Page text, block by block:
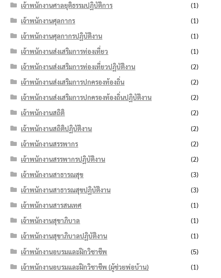
เจ้าพนักงานศาลยุติธรรมปฏิบัติการ
(1)
เจ้าพนักงานศุลกากร
(1)
เจ้าพนักงานศุลกากรปฏิบัติงาน
(1)
เจ้าพนักงานส่งเสริมการท่องเที่ยว
(1)
เจ้าพนักงานส่งเสริมการท่องเที่ยวปฏิบัติงาน
(2)
เจ้าพนักงานส่งเสริมการปกครองท้องถิ่น
(2)
เจ้าพนักงานส่งเสริมการปกครองท้องถิ่นปฏิบัติงาน
(2)
เจ้าพนักงานสถิติ
(2)
เจ้าพนักงานสถิติปฏิบัติงาน
(2)
เจ้าพนักงานสรรพากร
(2)
เจ้าพนักงานสรรพากรปฏิบัติงาน
(2)
เจ้าพนักงานสาธารณสุข
(3)
เจ้าพนักงานสาธารณสุขปฏิบัติงาน
(3)
เจ้าพนักงานสารสนเทศ
(1)
เจ้าพนักงานสุขาภิบาล
(1)
เจ้าพนักงานสุขาภิบาลปฏิบัติงาน
(1)
เจ้าพนักงานอบรมและฝึกวิชาชีพ
(5)
เจ้าพนักงานอบรมและฝึกวิชาชีพ (ผู้ช่วยพ่อบ้าน)
(1)